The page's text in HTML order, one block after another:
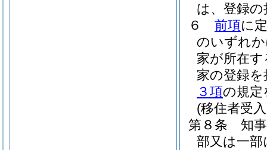
は、登録
６
前項に
のいずれ
家が所在
家の登録
３項の規定
(移住者受
第８条
知
部又は一